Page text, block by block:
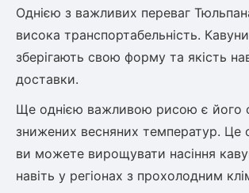
Обліпиха
Кизил
Диплоидная слива
Азіатська груша
Піраканта
Бузина
Молодило (Кам'яні троянди)
Бамбук
Пряні трави
Однією з важливих переваг
висока транспортабельність.
зберігають свою форму та якість
доставки.
Ще однією важливою рисою є його
знижених весняних температур. Це
ви можете вирощувати насіння
навіть у регіонах з прохолодним